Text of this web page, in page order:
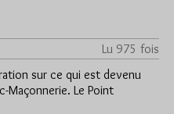
Lu 975 fois
sur ce qui est devenu
Maçonnerie. Le Point